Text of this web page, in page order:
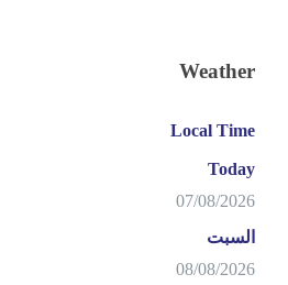
Weather
Local Time
Today
07/08/2026
السبت
08/08/2026